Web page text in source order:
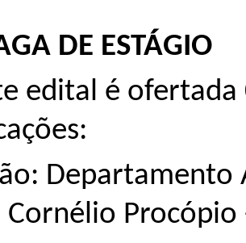
DE ESTÁGIO
edital é ofertada
Departamento
Cornélio Procópio